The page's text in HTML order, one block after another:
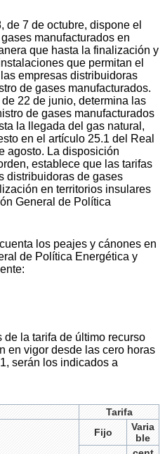
de 7 de octubre, dispone el
manufacturados en
que hasta la finalización y
que permitan el
empresas distribuidoras
de gases manufacturados.
22 de junio, determina las
de gases manufacturados
la llegada del gas natural,
en el artículo 25.1 del Real
agosto. La disposición
establece que las tarifas
distribuidoras de gases
en territorios insulares
General de Política
los peajes y cánones en
de Política Energética y
de la tarifa de último recurso
en vigor desde las cero horas
serán los indicados a
Tarifa
Fijo
Varia
ble